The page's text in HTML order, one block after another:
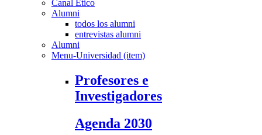
Canal Ético
Alumni
todos los alumni
entrevistas alumni
Alumni
Menu-Universidad (item)
Profesores e
Investigadores
Agenda 2030